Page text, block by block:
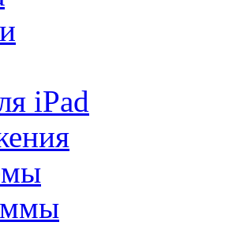
iPad